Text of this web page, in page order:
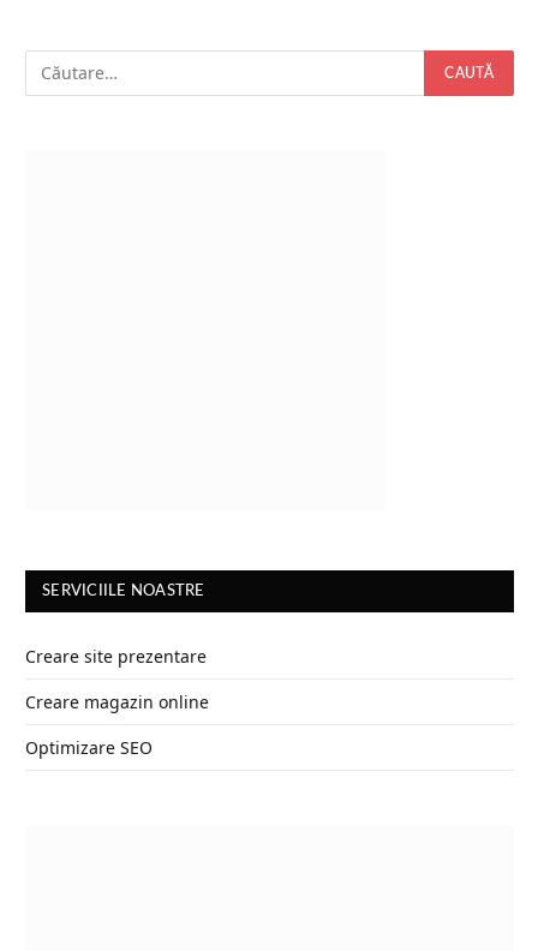
SERVICIILE NOASTRE
Creare site prezentare
Creare magazin online
Optimizare SEO